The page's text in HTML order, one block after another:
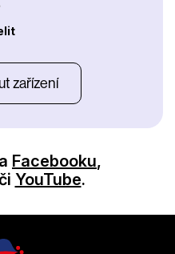
zařízení
Facebooku,
YouTube.